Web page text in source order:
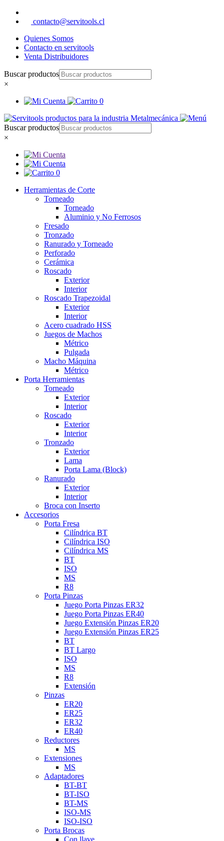
contacto@servitools.cl
Quienes Somos
Contacto en servitools
Venta Distribuidores
Buscar productos
×
0
Buscar productos
×
0
Herramientas de Corte
Torneado
Torneado
Aluminio y No Ferrosos
Fresado
Tronzado
Ranurado y Torneado
Perforado
Cerámica
Roscado
Exterior
Interior
Roscado Trapezoidal
Exterior
Interior
Acero cuadrado HSS
Juegos de Machos
Métrico
Pulgada
Macho Máquina
Métrico
Porta Herramientas
Torneado
Exterior
Interior
Roscado
Exterior
Interior
Tronzado
Exterior
Lama
Porta Lama (Block)
Ranurado
Exterior
Interior
Broca con Inserto
Accesorios
Porta Fresa
Cilíndrica BT
Cilíndrica ISO
Cilíndrica MS
BT
ISO
MS
R8
Porta Pinzas
Juego Porta Pinzas ER32
Juego Porta Pinzas ER40
Juego Extensión Pinzas ER20
Juego Extensión Pinzas ER25
BT
BT Largo
ISO
MS
R8
Extensión
Pinzas
ER20
ER25
ER32
ER40
Reductores
MS
Extensiones
MS
Adaptadores
BT-BT
BT-ISO
BT-MS
ISO-MS
ISO-ISO
Porta Brocas
Con llave